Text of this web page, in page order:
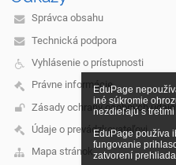
EduPage
iné súkromie
nezdieľajú s
EduPage používa
fungovanie
zatvorení
Správca obsahu
Technická podpora
Vyhlásenie o prístupnosti
Právne informácie
Zásady ochrany osobných
Údaje o prevádzkovateľovi
Mapa stránok